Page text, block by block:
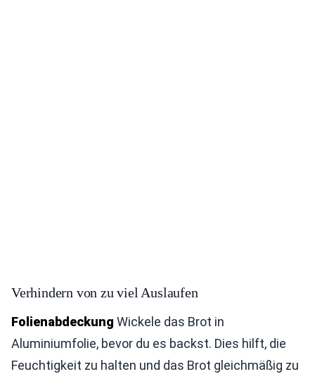
Verhindern von zu viel Auslaufen
Folienabdeckung Wickele das Brot in
Aluminiumfolie, bevor du es backst. Dies hilft, die
Feuchtigkeit zu halten und das Brot gleichmäßig zu